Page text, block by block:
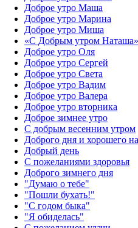
Доброе утро Маша
Доброе утро Марина
Доброе утро Миша
«С Добрым утром Наташа»
Доброе утро Оля
Доброе утро Сергей
Доброе утро Света
Доброе утро Вадим
Доброе утро Валера
Доброе утро вторника
Доброе зимнее утро
С добрым весенним утром
Доброго дня и хорошего
Добрый день
С пожеланиями здоровья
Доброго зимнего дня
"Думаю о тебе"
"Пошли бухать!"
"С годом быка"
"Я обиделась"